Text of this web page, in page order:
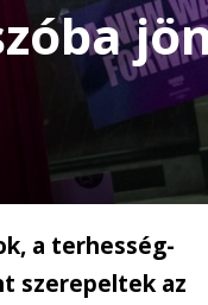
a terhesség-
szerepeltek az